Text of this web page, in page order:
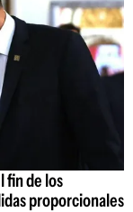
fin de los
proporcionales